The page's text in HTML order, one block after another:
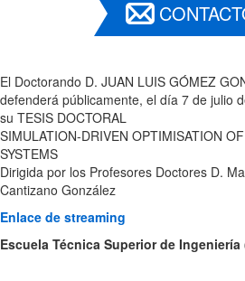
El Doctorando D. JUAN LUIS GÓMEZ
defenderá públicamente, el día 7 de julio
su TESIS DOCTORAL
SIMULATION-DRIVEN OPTIMISATION
SYSTEMS
Dirigida por los Profesores Doctores D.
Cantizano González
Enlace de streaming
Escuela Técnica Superior de Ingeniería